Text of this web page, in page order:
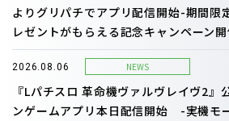
よりグリパチでアプリ配信開始-期間限
レゼントがもらえる記念キャンペーン
2026.08.06 NEWS
『Lパチスロ 革命機ヴァルヴレイヴ2』
ンゲームアプリ本日配信開始 -実機モ